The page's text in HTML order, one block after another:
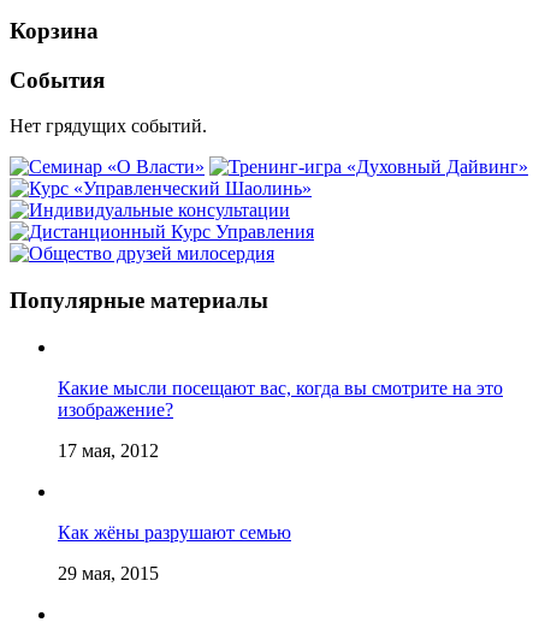
Корзина
События
Нет грядущих событий.
Популярные материалы
Какие мысли посещают вас, когда вы смотрите на это
изображение?
17 мая, 2012
Как жёны разрушают семью
29 мая, 2015